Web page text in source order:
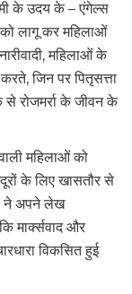
के उदय के – एंगेल्स
को लागू कर महिलाओं
महिलाओं के
जिन पर पितृसत्ता
से रोजमर्रा के जीवन के
महिलाओं को
के लिए खासतौर से
ने अपने लेख
मार्क्सवाद और
विकसित हुई